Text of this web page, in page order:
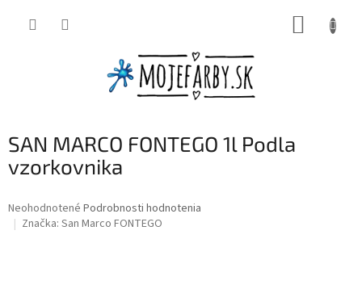
SAN MARCO FONTEGO 1l Podla
vzorkovnika
Priemerné
hodnotenie
Neohodnotené Podrobnosti hodnotenia
Značka: San Marco FONTEGO